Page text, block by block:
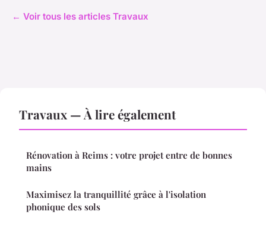
← Voir tous les articles Travaux
Travaux — À lire également
Rénovation à Reims : votre projet entre de bonnes
mains
Maximisez la tranquillité grâce à l'isolation
phonique des sols